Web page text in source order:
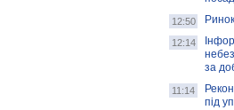
12:50
12:14
за
11:14
під